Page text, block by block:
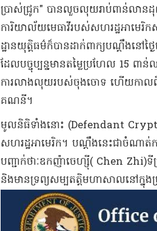
ប្រាស់ជ្រូក" បានលួចលុយរាប់ពាន់លាន
ការិយាល័យមេធាវីរបស់សហរដ្ឋអាមេរិ
ដ្ឋានយុត្តិធម៌ក៏បានដាក់ពាក្យបណ្តឹងនៅថ្
ដែលបច្ចុប្បន្នមានតម្លៃប្រហែល 15 ព
ការលាងលុយរបស់ចុងចោទ ហើយកាលពីមុ
គណនី។
មូលនិធិទាំងនោះ (Defendant
សហរដ្ឋអាមេរិក។ បណ្ដឹងនេះជាចំណាត់
បញ្ជាក់ថាៈឧកញ៉ាចេហ្ស៊ី( Chen Zhi)ទី
និងមានទ្រព្យសម្បតត្តិមហាសាលនៅក្នុង